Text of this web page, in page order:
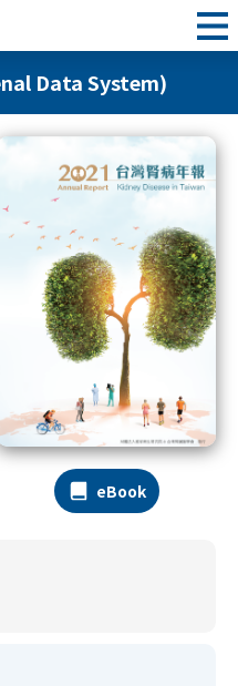
Data System)
eBook